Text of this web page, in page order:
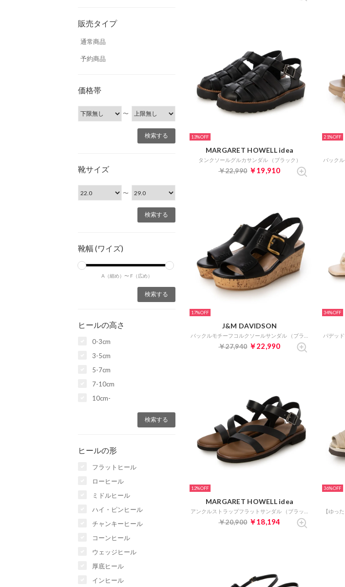
販売タイプ
通常商品
予約商品
価格帯
〜
靴サイズ
〜
靴幅 (ワイズ)
A（細め）〜 F（広め）
ヒールの高さ
0-3cm
3-5cm
5-7cm
7-10cm
10cm-
ヒールの形
フラットヒール
ローヒール
ミドルヒール
ハイ・ピンヒール
チャンキーヒール
コーンヒール
ウェッジヒール
厚底ヒール
インヒール
13%
MARGARET HOWELL idea
タンクソールグルカサンダル （ブラック）
￥22,990 ￥19,910
21%
17%
J&M DAVIDSON
￥27,940 ￥22,990
34%
12%
MARGARET HOWELL idea
￥20,900 ￥18,194
36%